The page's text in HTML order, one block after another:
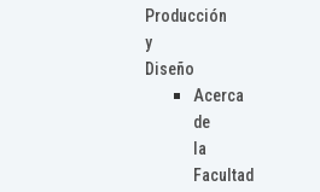
Producción
y
Diseño
Acerca
de
la
Facultad